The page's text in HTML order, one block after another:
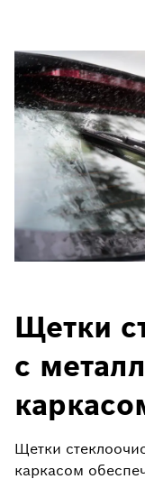
Щетки
с
Щетки
каркасом